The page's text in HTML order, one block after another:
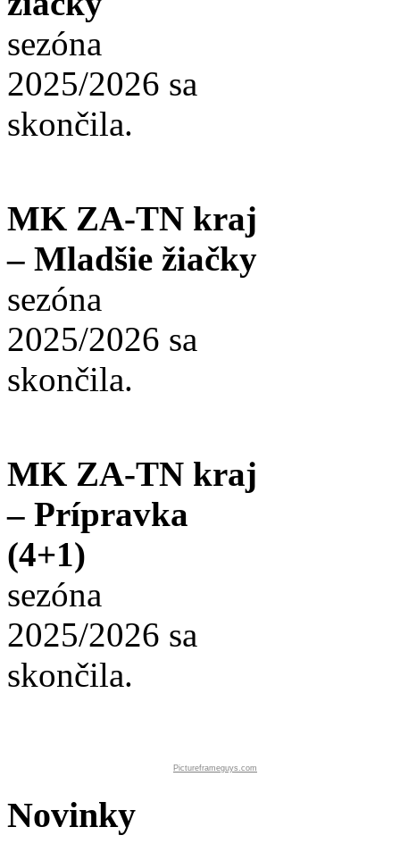
sezóna
2025/2026 sa
skončila.
MK ZA-TN kraj
– Mladšie žiačky
sezóna
2025/2026 sa
skončila.
MK ZA-TN kraj
– Prípravka
(4+1)
sezóna
2025/2026 sa
skončila.
Pictureframeguys.com
Novinky